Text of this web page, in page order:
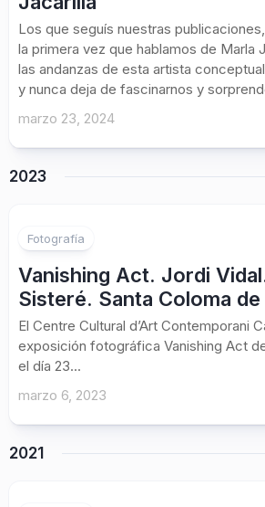
Los que seguís nuestras
la primera vez que hablamos de Marla
las andanzas de esta artista
y nunca deja de fascinarnos y
marzo 23, 2024
2023
Fotografía
Vanishing Act. Jordi
Sisteré. Santa Coloma
El Centre Cultural d’Art Contemporani
exposición fotográfica Vanishing Act
el día 23...
marzo 6, 2023
2021